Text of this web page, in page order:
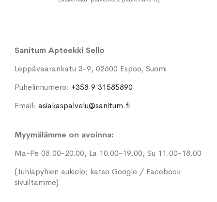
Sanitum Apteekki Sello
Leppävaarankatu 3-9, 02600 Espoo, Suomi
Puhelinnumero: +358 9 31585890
Email: asiakaspalvelu@sanitum.fi
Myymälämme on avoinna:
Ma-Pe 08.00-20.00, La 10.00-19.00, Su 11.00-18.00
(Juhlapyhien aukiolo; katso Google / Facebook
sivuiltamme)